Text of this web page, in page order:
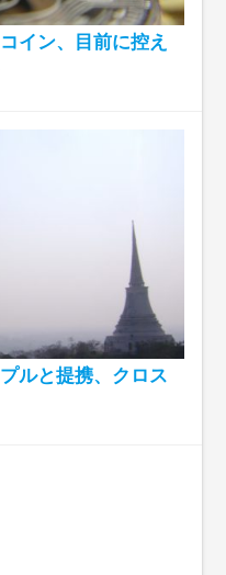
イン、目前に控え
ルと提携、クロス